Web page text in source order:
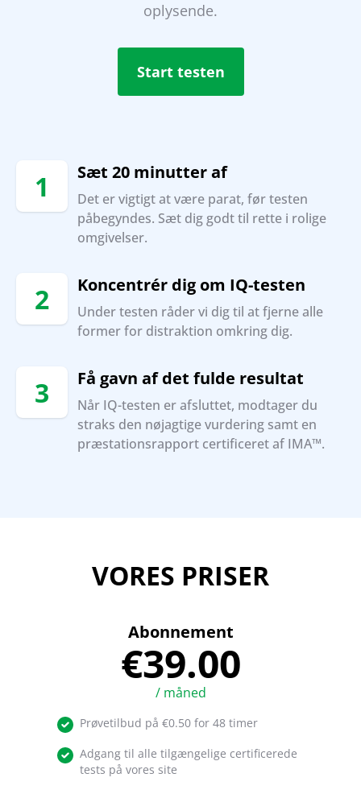
oplysende.
Start testen
1 Sæt 20 minutter af
Det er vigtigt at være parat, før testen
påbegyndes. Sæt dig godt til rette i rolige
omgivelser.
2 Koncentrér dig om IQ-testen
Under testen råder vi dig til at fjerne alle
former for distraktion omkring dig.
3 Få gavn af det fulde resultat
Når IQ-testen er afsluttet, modtager du
straks den nøjagtige vurdering samt en
præstationsrapport certificeret af IMA™.
VORES PRISER
Abonnement
€39.00
/ måned
Prøvetilbud på €0.50 for 48 timer
Adgang til alle tilgængelige certificerede
tests på vores site